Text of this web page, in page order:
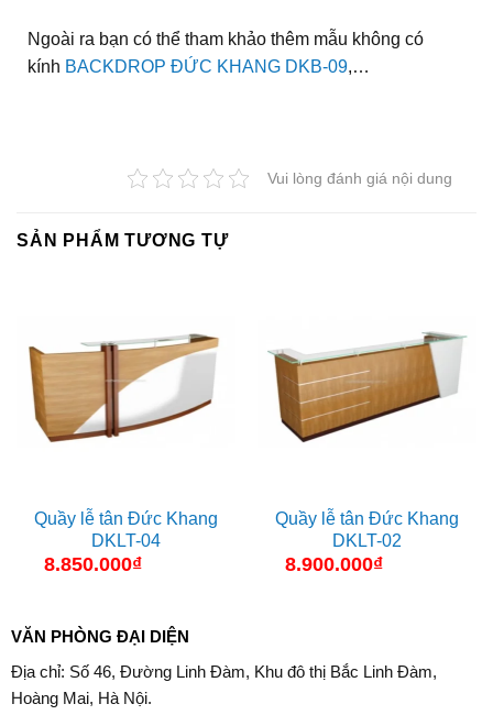
Ngoài ra bạn có thể tham khảo thêm mẫu không có
kính BACKDROP ĐỨC KHANG DKB-09,…
Vui lòng đánh giá nội dung
SẢN PHẨM TƯƠNG TỰ
Quầy lễ tân Đức Khang
DKLT-04
8.850.000₫
Quầy lễ tân Đức Khang
DKLT-02
8.900.000₫
VĂN PHÒNG ĐẠI DIỆN
Địa chỉ: Số 46, Đường Linh Đàm, Khu đô thị Bắc Linh Đàm,
Hoàng Mai, Hà Nội.